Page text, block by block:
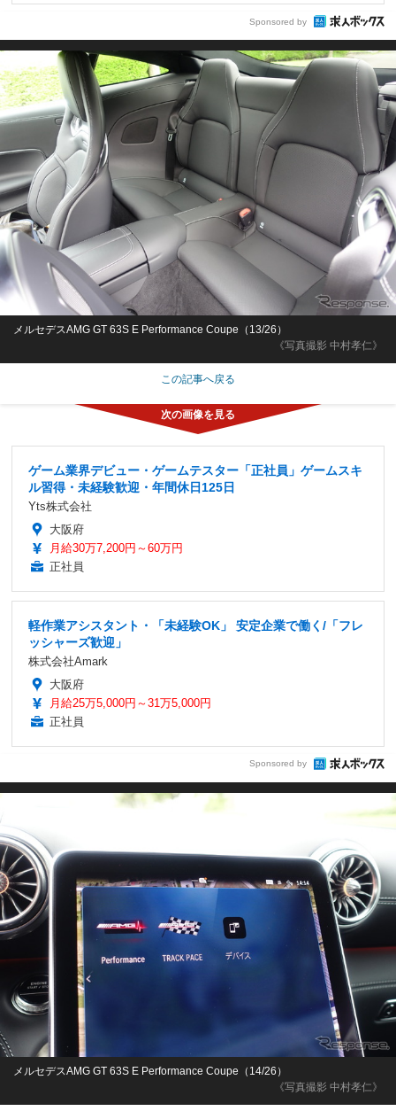
Sponsored by
《写真撮影 中村孝仁》
メルセデスAMG GT 63S E Performance Coupe（13/26）
この記事へ戻る
ゲーム業界デビュー・ゲームテスター「正社員」ゲームスキ
ル習得・未経験歓迎・年間休日125日
Yts株式会社
大阪府
月給30万7,200円～60万円
正社員
軽作業アシスタント・「未経験OK」 安定企業で働く/「フレ
ッシャーズ歓迎」
株式会社Amark
大阪府
月給25万5,000円～31万5,000円
正社員
Sponsored by
《写真撮影 中村孝仁》
メルセデスAMG GT 63S E Performance Coupe（14/26）